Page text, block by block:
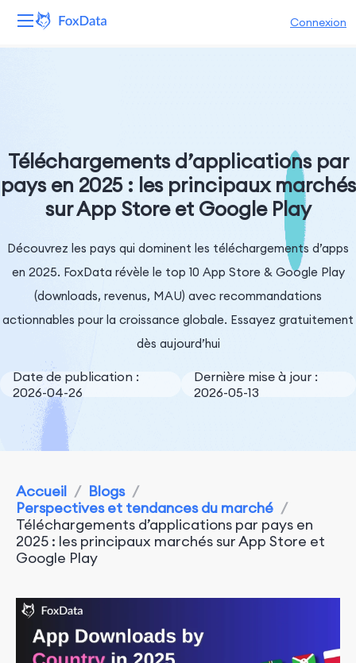
Connexion
Ressources
Entreprise
Téléchargements d’applications par
pays en 2025 : les principaux marchés
sur App Store et Google Play
Découvrez les pays qui dominent les téléchargements d’apps
en 2025. FoxData révèle le top 10 App Store & Google Play
(downloads, revenus, MAU) avec recommandations
actionnables pour la croissance globale. Essayez gratuitement
dès aujourd’hui
Date de publication :
2026-04-26
Dernière mise à jour :
2026-05-13
Accueil / Blogs /
Perspectives et tendances du marché /
Téléchargements d’applications par pays en
2025 : les principaux marchés sur App Store et
Google Play